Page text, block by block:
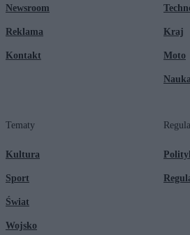
Newsroom
Reklama
Kontakt
Kraj
Moto
Tematy
Kultura
Sport
Świat
Wojsko